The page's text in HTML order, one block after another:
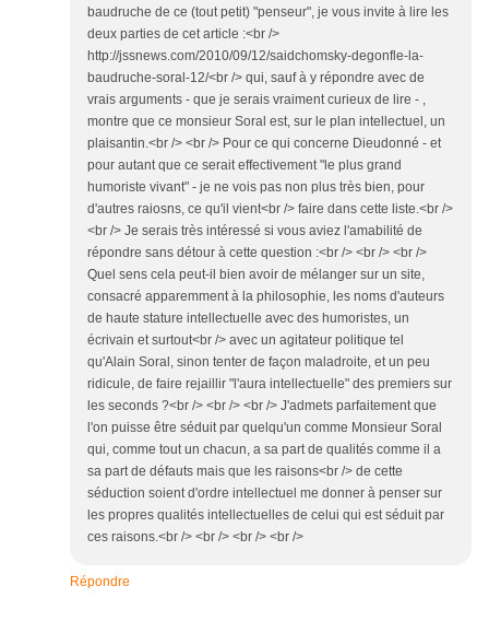
baudruche de ce (tout petit) "penseur", je vous invite à lire les
deux parties de cet article :<br />
http://jssnews.com/2010/09/12/saidchomsky-degonfle-la-
baudruche-soral-12/<br /> qui, sauf à y répondre avec de
vrais arguments - que je serais vraiment curieux de lire - ,
montre que ce monsieur Soral est, sur le plan intellectuel, un
plaisantin.<br /> <br /> Pour ce qui concerne Dieudonné - et
pour autant que ce serait effectivement "le plus grand
humoriste vivant" - je ne vois pas non plus très bien, pour
d'autres raiosns, ce qu'il vient<br /> faire dans cette liste.<br />
<br /> Je serais très intéressé si vous aviez l'amabilité de
répondre sans détour à cette question :<br /> <br /> <br />
Quel sens cela peut-il bien avoir de mélanger sur un site,
consacré apparemment à la philosophie, les noms d'auteurs
de haute stature intellectuelle avec des humoristes, un
écrivain et surtout<br /> avec un agitateur politique tel
qu'Alain Soral, sinon tenter de façon maladroite, et un peu
ridicule, de faire rejaillir "l'aura intellectuelle" des premiers sur
les seconds ?<br /> <br /> <br /> J'admets parfaitement que
l'on puisse être séduit par quelqu'un comme Monsieur Soral
qui, comme tout un chacun, a sa part de qualités comme il a
sa part de défauts mais que les raisons<br /> de cette
séduction soient d'ordre intellectuel me donner à penser sur
les propres qualités intellectuelles de celui qui est séduit par
ces raisons.<br /> <br /> <br /> <br />
Répondre